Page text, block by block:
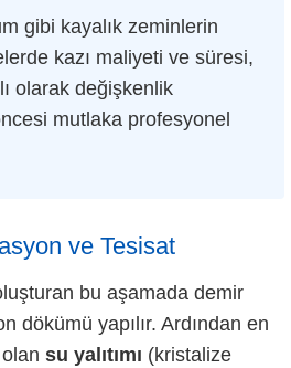
gibi kayalık zeminlerin
kazı maliyeti ve süresi,
olarak değişkenlik
mutlaka profesyonel
ve Tesisat
bu aşamada demir
dökümü yapılır. Ardından en
su yalıtımı (kristalize